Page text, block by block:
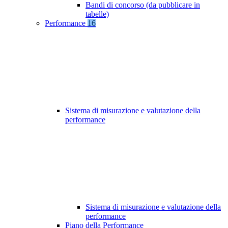
Bandi di concorso (da pubblicare in
tabelle)
Performance 16
Sistema di misurazione e valutazione della
performance
Sistema di misurazione e valutazione della
performance
Piano della Performance